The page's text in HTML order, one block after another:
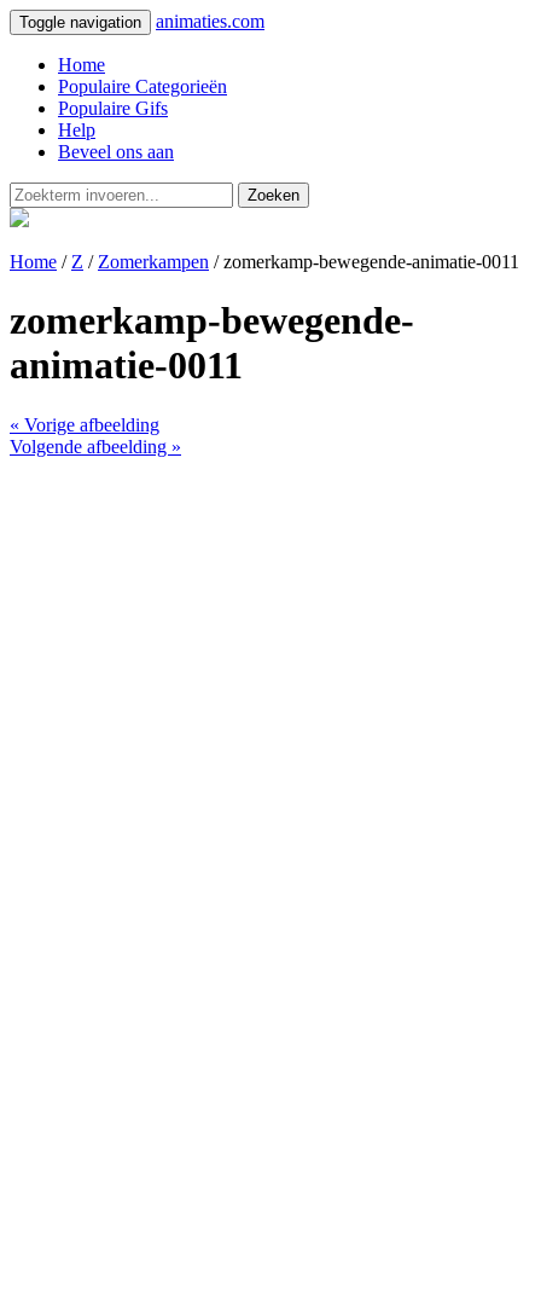
Toggle navigation animaties.com
Home
Populaire Categorieën
Populaire Gifs
Help
Beveel ons aan
Zoeken
Home / Z / Zomerkampen / zomerkamp-bewegende-animatie-0011
zomerkamp-bewegende-
animatie-0011
« Vorige afbeelding
Volgende afbeelding »